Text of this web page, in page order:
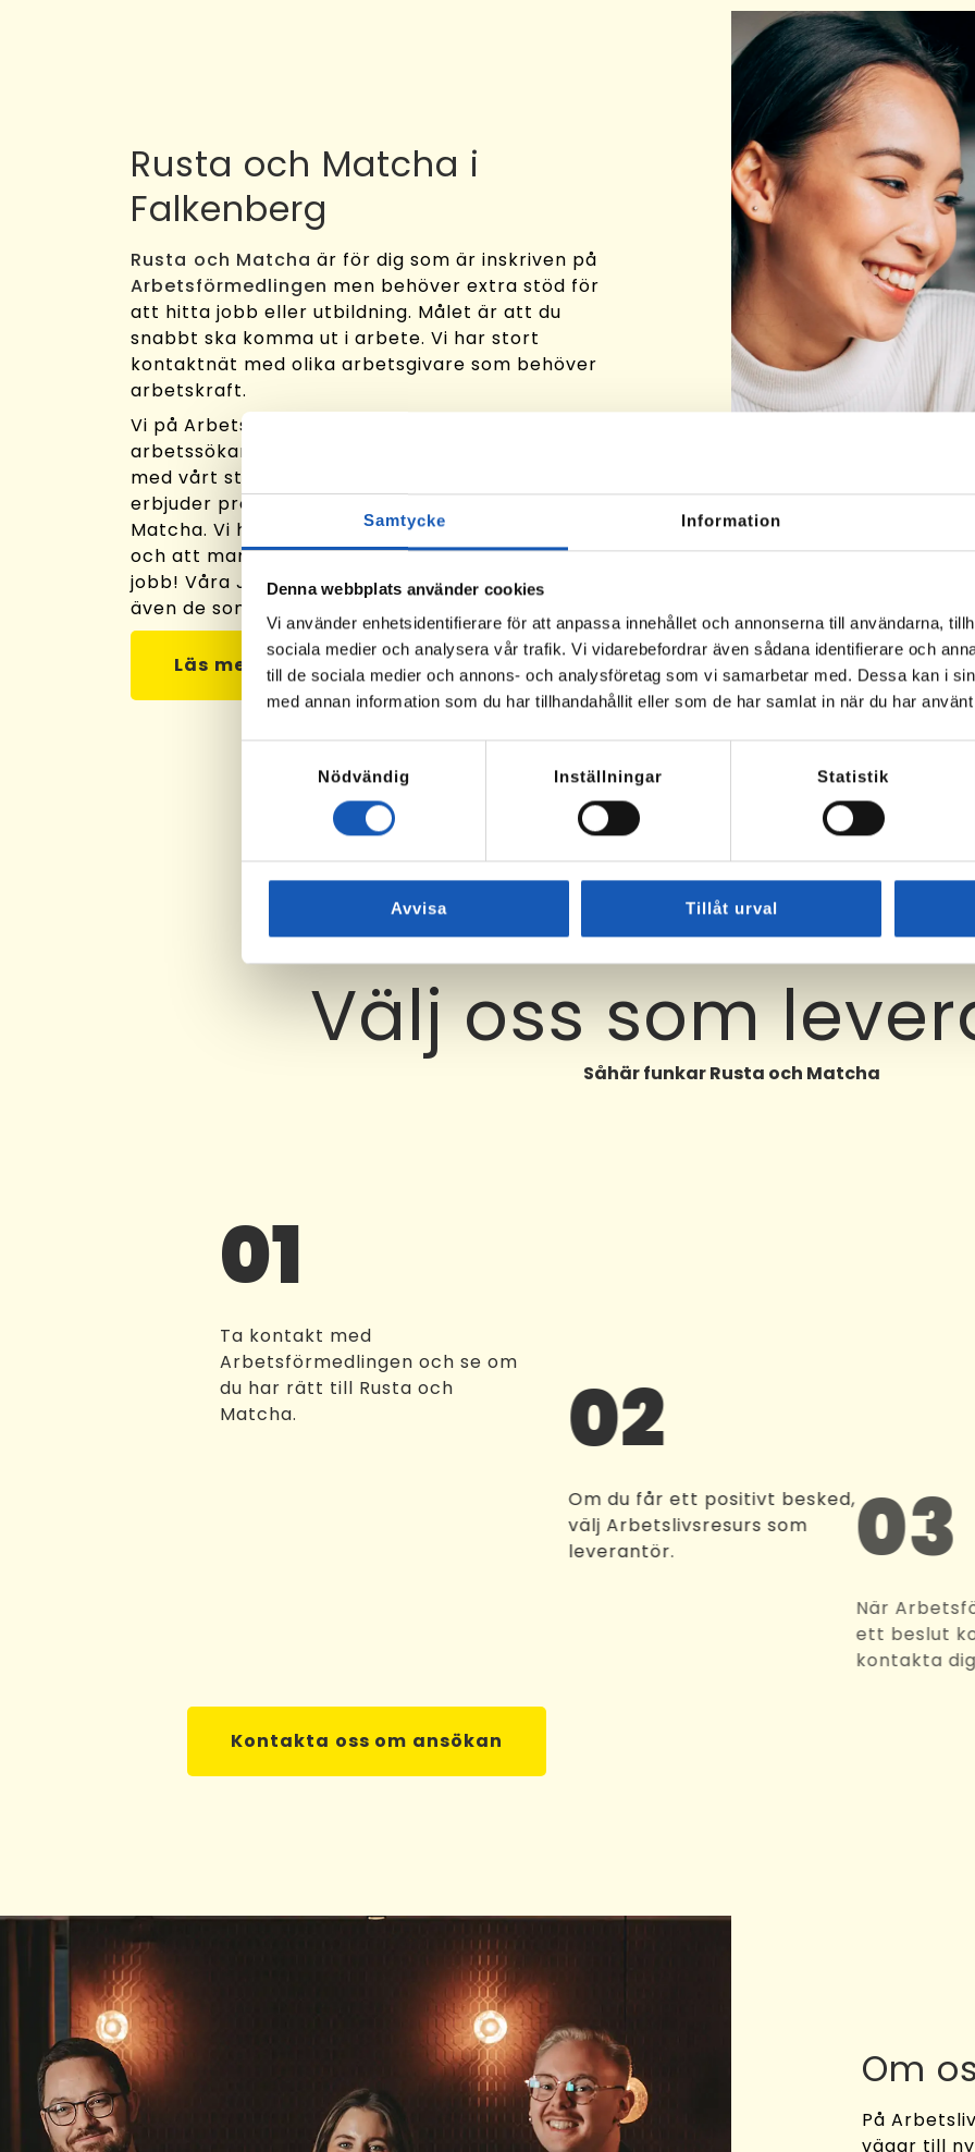
Samtycke Information
Denna webbplats använder cookies
Vi använder enhetsidentifierare för att anpassa innehållet och annonserna till användarna,
sociala medier och analysera vår trafik. Vi vidarebefordrar även sådana identifierare och
till de sociala medier och annons- och analysföretag som vi samarbetar med. Dessa kan i
med annan information som du har tillhandahållit eller som de har samlat in när du har
Nödvändig
Inställningar Statistik
Avvisa Tillåt urval
Rusta och Matcha i
Falkenberg
Rusta och Matcha är för dig som är inskriven på
Arbetsförmedlingen men behöver extra stöd för
att hitta jobb eller utbildning. Målet är att du
snabbt ska komma ut i arbete. Vi har stort
kontaktnät med olika arbetsgivare som behöver
arbetskraft.
Vi på Arbetslivsresurs stöttar dig i ditt
arbetssökande! Vi matchar dina kompetenser
med vårt stora nätverk av arbetsgivare. Vi
erbjuder professionellt stöd genom Rusta och
Matcha. Vi hjälper dig att ta fram dina resurser
och att marknadsföra dem så du får ett nytt
jobb! Våra Jobbkonsulter vet var jobben finns,
även de som inte annonseras ut.
Läs mer om Rusta och Matcha
Välj oss som
Såhär funkar Rusta och Matcha
01
Ta kontakt med
Arbetsförmedlingen och se om
du har rätt till Rusta och
Matcha.
02
Om du får ett positivt besked,
välj Arbetslivsresurs som
leverantör.
03
När
ett
Kontakta oss om ansökan
Om
På
vägar till